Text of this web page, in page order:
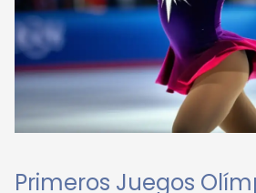
Primeros Juegos